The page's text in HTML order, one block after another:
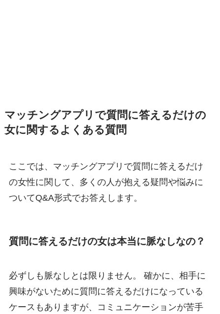
マッチングアプリで質問に答えるだけの
女に関するよくある質問
ここでは、マッチングアプリで質問に答えるだけ
の女性に関して、多くの人が抱える疑問や悩みに
ついてQ&A形式でお答えします。
質問に答えるだけの女は本当に脈なしなの？
必ずしも脈なしとは限りません。 確かに、相手に
興味がないために質問に答えるだけになっている
ケースもありますが、コミュニケーションが苦手